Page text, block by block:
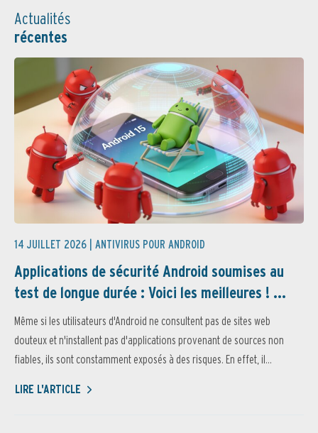
Actualités
récentes
14 JUILLET 2026 | ANTIVIRUS POUR ANDROID
Applications de sécurité Android soumises au
test de longue durée : Voici les meilleures ! ...
Même si les utilisateurs d'Android ne consultent pas de sites web
douteux et n'installent pas d'applications provenant de sources non
fiables, ils sont constamment exposés à des risques. En effet, il...
LIRE L'ARTICLE